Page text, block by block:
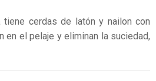
tiene cerdas de latón y nailon con
en el pelaje y eliminan la suciedad,